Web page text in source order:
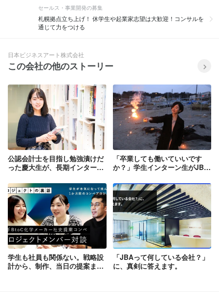
セールス・事業開発の募集
札幌拠点立ち上げ！ 休学生や起業家志望は大歓迎！コンサルを
通じて力をつける
日本ビジネスアート株式会社
この会社の他のストーリー
公認会計士を目指し勉強漬けだ
った慶大生が、長期インターン
「卒業しても働いていいです
か？」学生インターン生がJBA
学生も社員も関係ない。戦略設
計から、制作、当日の提案ま
「JBAって何している会社？」
に、真剣に答えます。